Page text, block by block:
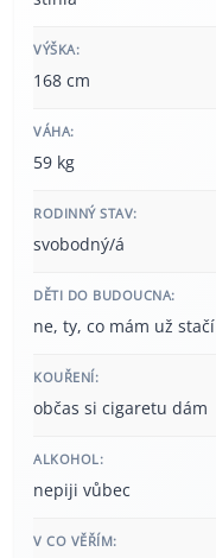
VÝŠKA:
168 cm
VÁHA:
59 kg
RODINNÝ STAV:
svobodný/á
DĚTI DO BUDOUCNA:
ne, ty, co mám už stačí
KOUŘENÍ:
občas si cigaretu dám
ALKOHOL:
nepiji vůbec
V CO VĚŘÍM: